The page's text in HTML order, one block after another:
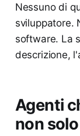
Nessuno di
sviluppatore.
software. La
descrizione,
Agenti
non